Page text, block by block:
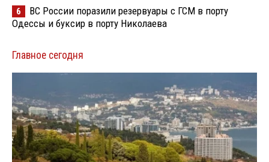
6
ВС России поразили резервуары с ГСМ в порту
Одессы и буксир в порту Николаева
Главное сегодня